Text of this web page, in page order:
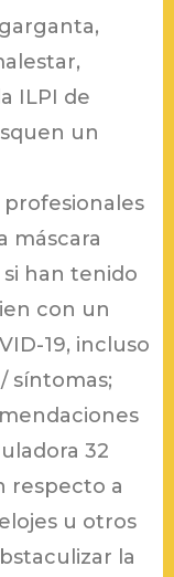
ILPI de
un
máscara
han tenido
con un
19, incluso
síntomas;
32
respecto a
u otros
la